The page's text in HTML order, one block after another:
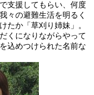
支援してもらい、何度
々の避難生活を明るく
たか「草刈り姉妹」。
くになりながらやって
込めつけられた名前な